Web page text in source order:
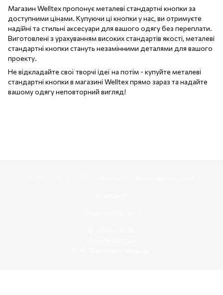
Магазин Welltex пропонує металеві стандартні кнопки за
доступними цінами. Купуючи ці кнопки у нас, ви отримуєте
надійні та стильні аксесуари для вашого одягу без переплати.
Виготовлені з урахуванням високих стандартів якості, металеві
стандартні кнопки стануть незамінними деталями для вашого
проекту.
Не відкладайте свої творчі ідеї на потім - купуйте металеві
стандартні кнопки в магазині Welltex прямо зараз та надайте
вашому одягу неповторний вигляд!